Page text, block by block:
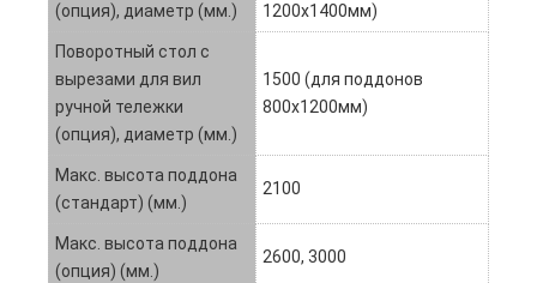
(опция), диаметр (мм.)
1200х1400мм)
Поворотный стол с
вырезами для вил
ручной тележки
(опция), диаметр (мм.)
1500 (для поддонов
800х1200мм)
Макс. высота поддона
(стандарт) (мм.)
2100
Макс. высота поддона
(опция) (мм.)
2600, 3000